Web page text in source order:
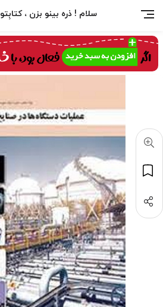
سلام ! ذره بینو بزن ،